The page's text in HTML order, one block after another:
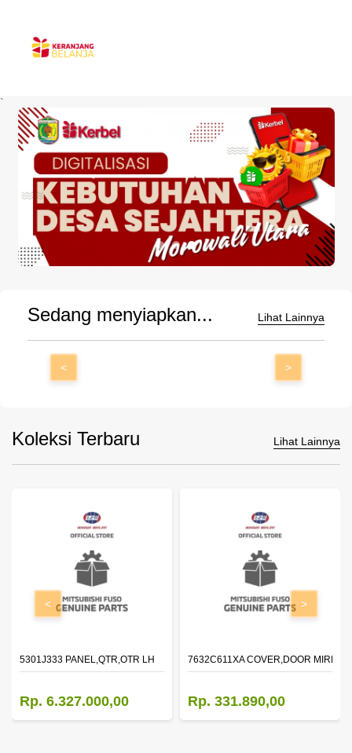
`
Sedang menyiapkan... Lihat Lainnya
< >
Koleksi Terbaru Lihat Lainnya
5301J333 PANEL,QTR,OTR LH
Rp. 6.327.000,00
7632C611XA COVER,DOOR
Rp. 331.890,00
< >